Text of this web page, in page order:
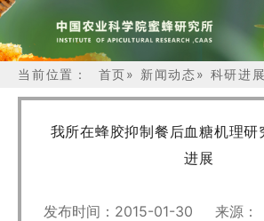
当前位置： 首页» 新闻动态» 科研进展
我所在蜂胶抑制餐后血糖机理研
进展
发布时间：2015-01-30 来源：